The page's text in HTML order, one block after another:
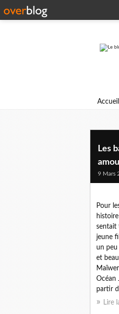
Accueil
Les
9 Mars
Pour
sentait
jeune
un peu
et
Océan
partir
Lire